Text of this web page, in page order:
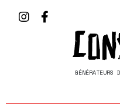
GÉNÉRATEURS